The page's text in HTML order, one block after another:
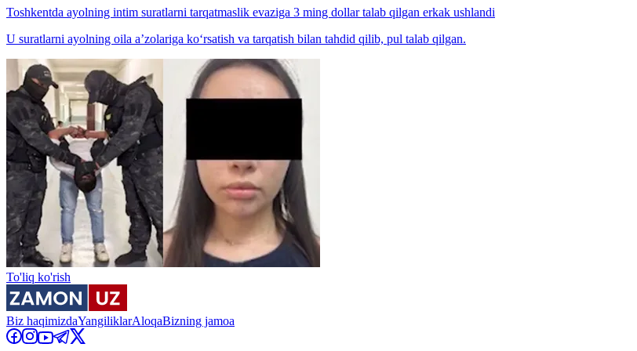
Toshkentda ayolning intim suratlarni tarqatmaslik evaziga 3 ming dollar talab qilgan erkak ushlandi
U suratlarni ayolning oila a’zolariga ko‘rsatish va tarqatish bilan tahdid qilib, pul talab qilgan.
To'liq ko'rish
Biz haqimizdaYangiliklarAloqaBizning jamoa